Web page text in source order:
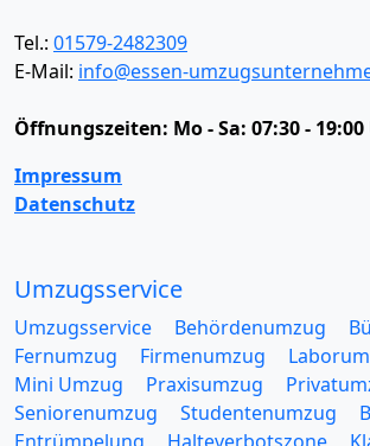
Tel.: 01579-2482309
E-Mail: info@essen-
Öffnungszeiten: Mo - Sa: 07:30 -
Impressum
Datenschutz
Umzugsservice
Umzugsservice Behördenumzug
Fernumzug
Firmenumzug
Mini Umzug
Praxisumzug
Seniorenumzug
Studentenumzug
Entrümpelung
Halteverbotszone